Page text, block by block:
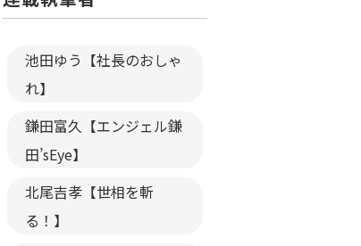
池田ゆう【社長のおしゃ
れ】
鎌田富久【エンジェル鎌
田’sEye】
北尾吉孝【世相を斬
る！】